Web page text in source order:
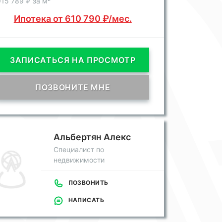
Ипотека от 610 790 ₽/мес.
ЗАПИСАТЬСЯ НА ПРОСМОТР
ПОЗВОНИТЕ МНЕ
Альбертян Алекс
Специалист по
недвижимости
ПОЗВОНИТЬ
НАПИСАТЬ